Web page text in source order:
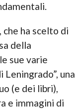
, che ha scelto di
della
sue varie
una
(e dei libri),
e immagini di